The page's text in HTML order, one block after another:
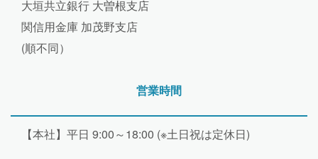
大垣共立銀行 大曽根支店
関信用金庫 加茂野支店
(順不同）
営業時間
【本社】平日 9:00～18:00 (※土日祝は定休日)